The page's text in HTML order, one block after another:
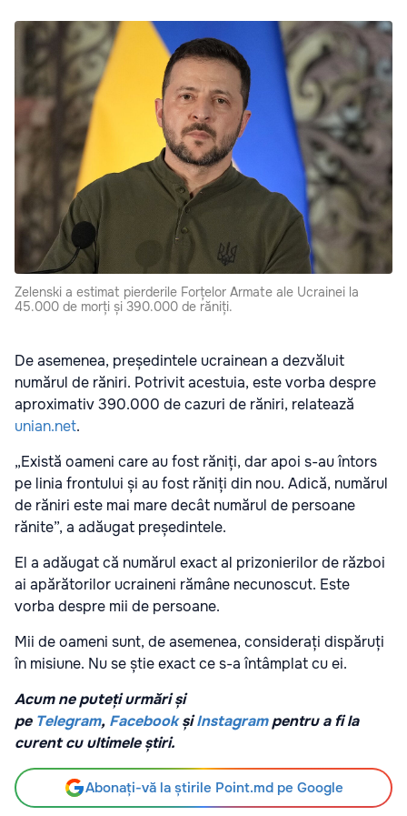
Zelenski a estimat pierderile Forțelor Armate ale Ucrainei la
45.000 de morți și 390.000 de răniți.
De asemenea, președintele ucrainean a dezvăluit
numărul de răniri. Potrivit acestuia, este vorba despre
aproximativ 390.000 de cazuri de răniri, relatează
unian.net.
„Există oameni care au fost răniți, dar apoi s-au întors
pe linia frontului și au fost răniți din nou. Adică, numărul
de răniri este mai mare decât numărul de persoane
rănite”, a adăugat președintele.
El a adăugat că numărul exact al prizonierilor de război
ai apărătorilor ucraineni rămâne necunoscut. Este
vorba despre mii de persoane.
Mii de oameni sunt, de asemenea, considerați dispăruți
în misiune. Nu se știe exact ce s-a întâmplat cu ei.
Acum ne puteți urmări și
pe Telegram, FacebookșiInstagrampentru a fi la
curent cu ultimele știri.
Abonați-vă la știrile Point.md pe Google